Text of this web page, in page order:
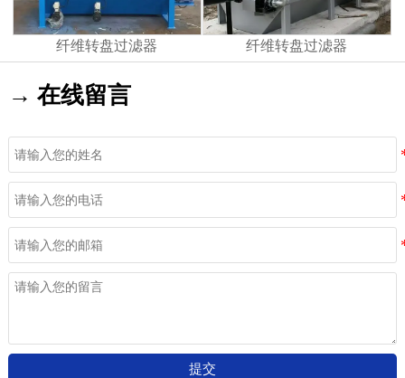
纤维转盘过滤器 纤维转盘过滤器
→ 在线留言
提交